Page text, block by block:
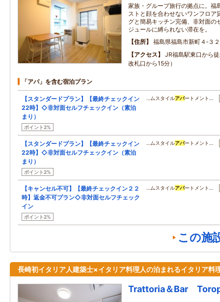
家族・グループ旅行の拠点に。福
ストと顔を合わせないワンフロア
グと簡易キッチン完備、非対面の
ジュールに縛られない滞在を。
住所
福島県福島市新町４‐３
アクセス
JR福島駅東口から
改札口から15分）
「アパ」を含む宿泊プラン
【スタンダードプラン】【最終チェックイン
22時】◇非対面セルフチェックイン（素泊
まり）
ポイント2%
…ムスタイルアパートメント…
【スタンダードプラン】【最終チェックイン
22時】◇非対面セルフチェックイン（素泊
まり）
ポイント2%
…ムスタイルアパートメント…
【キャンセル不可】【最終チェックイン２２
時】返金不可プラン◇非対面セルフチェック
イン
ポイント2%
…ムスタイルアパートメント…
この施
長崎初イタリア人建築士×イタリア料理人の泊まれるイタリア料
Trattoria＆Bar